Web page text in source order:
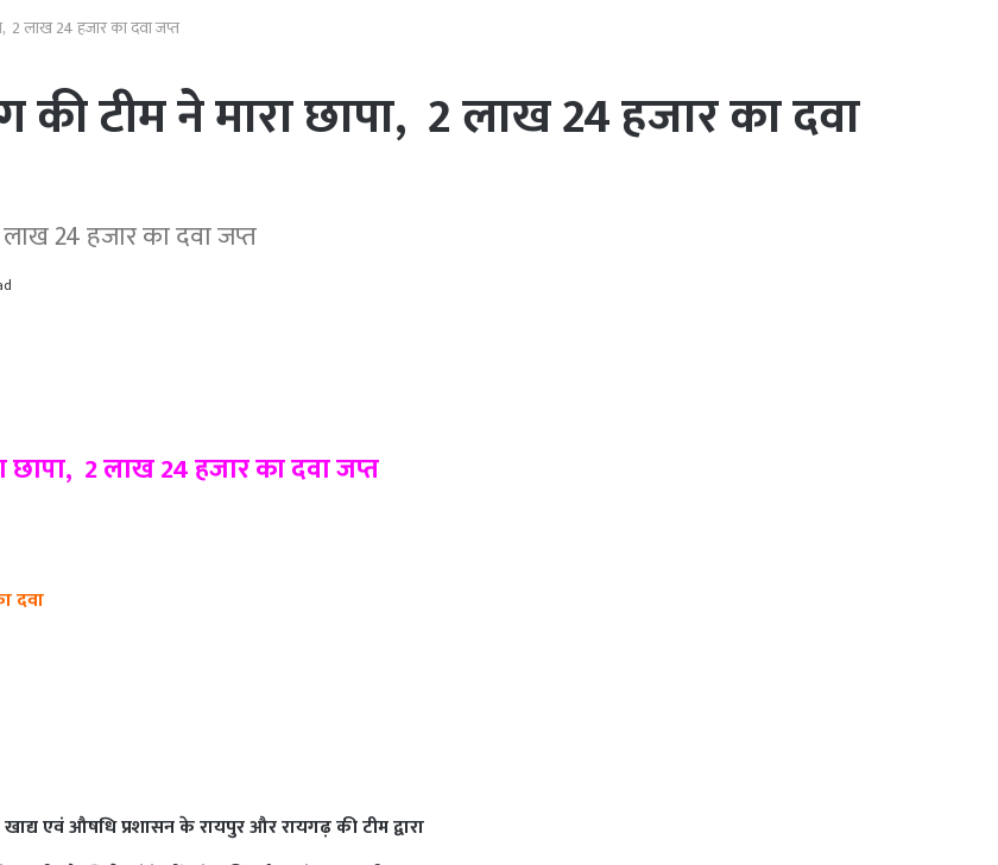
2 लाख 24 हजार का दवा जप्त
टीम ने मारा छापा, 2 लाख 24 हजार का दवा
24 हजार का दवा जप्त
छापा, 2 लाख 24 हजार का दवाजप्त
दवा
एवं औषधि प्रशासन के रायपुर और रायगढ़ की टीम द्वारा